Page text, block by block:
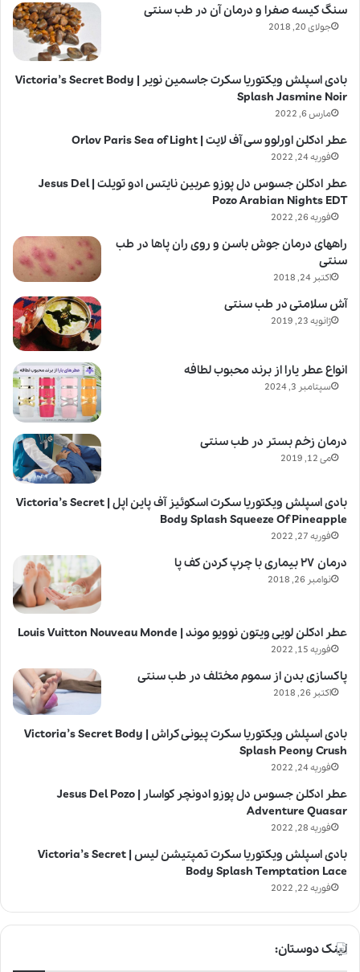
سنگ کیسه صفرا و درمان آن در طب سنتی
جولای 20, 2018
بادی اسپلش ویکتوریا سکرت جاسمین نویر | Victoria’s Secret Body
Splash Jasmine Noir
مارس 6, 2022
عطر ادکلن اورلوو سی آف لایت | Orlov Paris Sea of Light
فوریه 24, 2022
عطر ادکلن جسوس دل پوزو عربین نایتس ادو تویلت | Jesus Del
Pozo Arabian Nights EDT
فوریه 26, 2022
راههای درمان جوش باسن و روی ران پاها در طب
سنتی
اکتبر 24, 2018
آش سلامتی در طب سنتی
ژانویه 23, 2019
انواع عطر یارا از برند محبوب لطافه
سپتامبر 3, 2024
درمان زخم بستر در طب سنتی
می 12, 2019
بادی اسپلش ویکتوریا سکرت اسکوئیز آف پاین اپل | Victoria’s Secret
Body Splash Squeeze Of Pineapple
فوریه 27, 2022
درمان ۲۷ بیماری با چرپ کردن کف پا
نوامبر 26, 2018
عطر ادکلن لویی ویتون نوویو موند | Louis Vuitton Nouveau Monde
فوریه 15, 2022
پاکسازی بدن از سموم مختلف در طب سنتی
اکتبر 26, 2018
بادی اسپلش ویکتوریا سکرت پیونی کراش | Victoria’s Secret Body
Splash Peony Crush
فوریه 24, 2022
عطر ادکلن جسوس دل پوزو ادونچر کواسار | Jesus Del Pozo
Adventure Quasar
فوریه 28, 2022
بادی اسپلش ویکتوریا سکرت تمپتیشن لیس | Victoria’s Secret
Body Splash Temptation Lace
فوریه 22, 2022
لینک دوستان: